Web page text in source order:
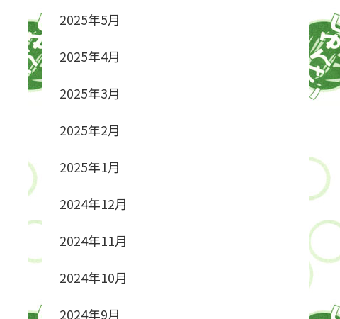
2025年5月
2025年4月
2025年3月
2025年2月
2025年1月
2024年12月
2024年11月
2024年10月
2024年9月